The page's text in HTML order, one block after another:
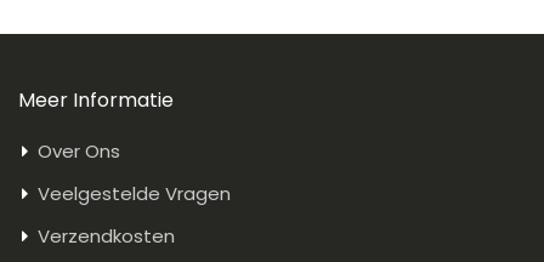
Meer Informatie
Over Ons
Veelgestelde Vragen
Verzendkosten